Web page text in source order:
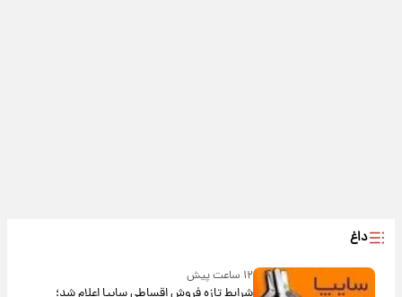
داغ
۱۲ ساعت پیش